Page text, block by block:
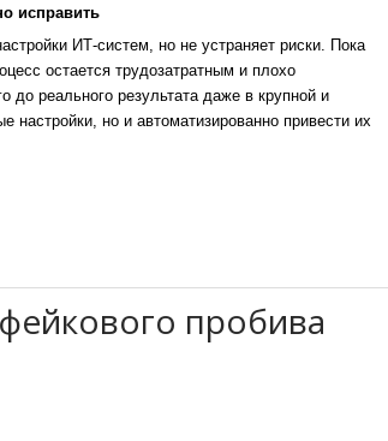
исправить
ИТ-систем, но не устраняет риски. Пока
остается трудозатратным и плохо
реального результата даже в крупной и
настройки, но и автоматизированно привести их
пробива